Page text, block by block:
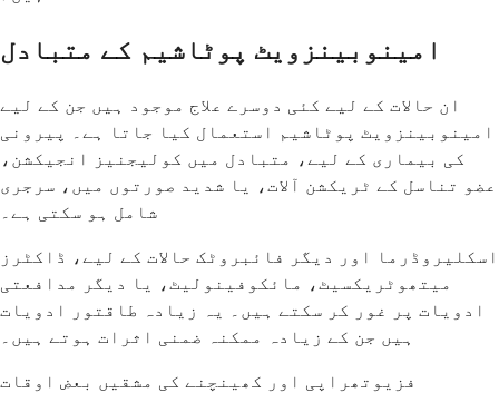
امینوبینزویٹ پوٹاشیم کے متبادل
ان حالات کے لیے کئی دوسرے علاج موجود ہیں جن کے لیے
امینوبینزویٹ پوٹاشیم استعمال کیا جاتا ہے۔ پیرونی
کی بیماری کے لیے، متبادل میں کولیجنیز انجیکشن،
عضو تناسل کے ٹریکشن آلات، یا شدید صورتوں میں، سرجری
شامل ہو سکتی ہے۔
اسکلیروڈرما اور دیگر فائبروٹک حالات کے لیے، ڈاکٹرز
میتھوٹریکسیٹ، مائکوفینولیٹ، یا دیگر مدافعتی
ادویات پر غور کر سکتے ہیں۔ یہ زیادہ طاقتور ادویات
ہیں جن کے زیادہ ممکنہ ضمنی اثرات ہوتے ہیں۔
فزیوتھراپی اور کھینچنے کی مشقیں بعض اوقات